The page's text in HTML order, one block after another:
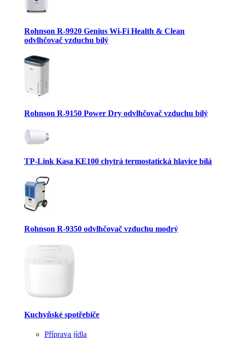
Rohnson R-9920 Genius Wi-Fi Health & Clean
odvlhčovač vzduchu bílý
Rohnson R-9150 Power Dry odvlhčovač vzduchu bílý
TP-Link Kasa KE100 chytrá termostatická hlavice bílá
Rohnson R-9350 odvlhčovač vzduchu modrý
Kuchyňské spotřebiče
Příprava jídla